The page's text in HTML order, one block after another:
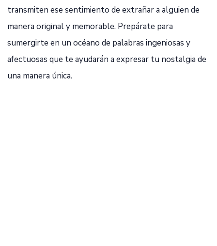
transmiten ese sentimiento de extrañar a alguien de
manera original y memorable. Prepárate para
sumergirte en un océano de palabras ingeniosas y
afectuosas que te ayudarán a expresar tu nostalgia de
una manera única.